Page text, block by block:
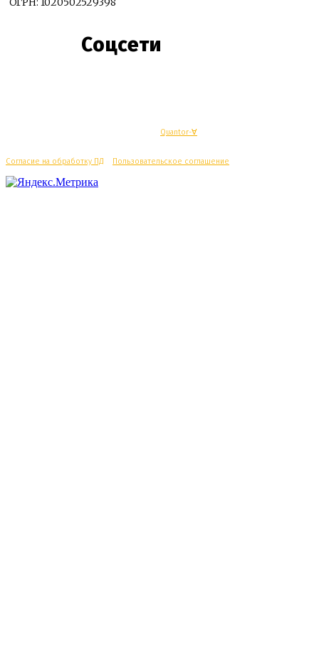
Соцсети
Quantor-∀
Согласие на обработку ПД Пользовательское соглашение